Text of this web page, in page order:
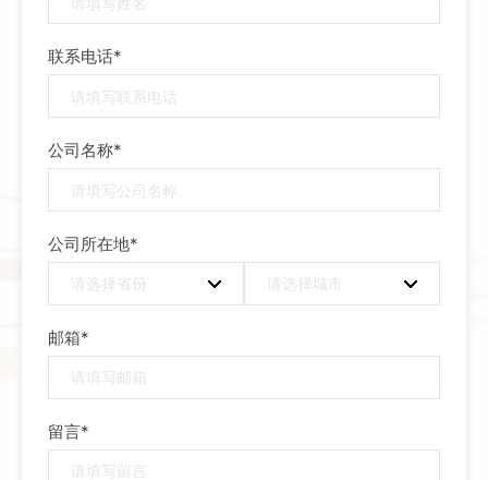
联系电话*
公司名称*
公司所在地*
请选择省份 请选择城市
邮箱*
留言*